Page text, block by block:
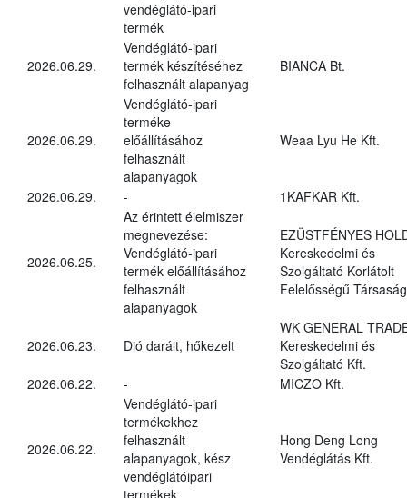
vendéglátó-ipari
termék
2026.06.29.
Vendéglátó-ipari
termék készítéséhez
felhasznált alapanyag
BIANCA Bt.
2026.06.29.
Vendéglátó-ipari
terméke
előállításához
felhasznált
alapanyagok
Weaa Lyu He Kft.
2026.06.29. - 1KAFKAR Kft.
2026.06.25.
Az érintett élelmiszer
megnevezése:
Vendéglátó-ipari
termék előállításához
felhasznált
alapanyagok
EZÜSTFÉNYES
Kereskedelmi és
Szolgáltató Korlátolt
Felelősségű Társaság
2026.06.23. Dió darált, hőkezelt
WK GENERAL
Kereskedelmi és
Szolgáltató Kft.
2026.06.22.
- MICZO Kft.
2026.06.22.
Vendéglátó-ipari
termékekhez
felhasznált
alapanyagok, kész
vendéglátóipari
termékek
Hong Deng Long
Vendéglátás Kft.